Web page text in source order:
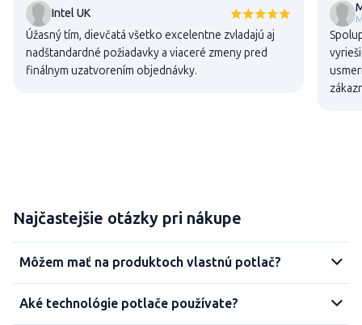
Intel UK
Úžasný tím, dievčatá všetko excelentne zvladajú aj
nadštandardné požiadavky a viaceré zmeny pred
finálnym uzatvorením objednávky.
Najčastejšie otázky pri nákupe
Môžem mať na produktoch vlastnú potlač?
Aké technológie potlače používate?